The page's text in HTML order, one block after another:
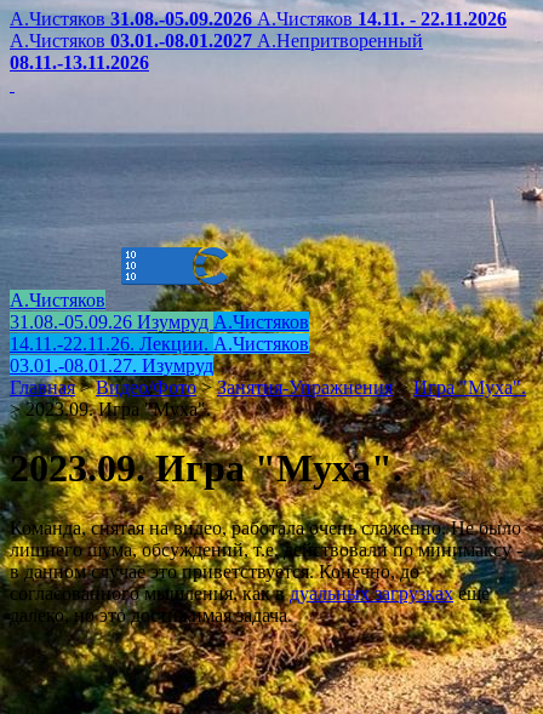
А.Чистяков31.08.-05.09.2026 А.Чистяков14.11. - 22.11.2026
А.Чистяков 03.01.-08.01.2027 А.Непритворенный
08.11.-13.11.2026
А.Чистяков
31.08.-05.09.26 Изумруд А.Чистяков
14.11.-22.11.26. Лекции. А.Чистяков
03.01.-08.01.27. Изумруд
Главная > Видео/Фото > Занятия-Упражнения > Игра "Муха".
> 2023.09. Игра "Муха".
2023.09. Игра "Муха".
Команда, снятая на видео, работала очень слаженно. Не было
лишнего шума, обсуждений, т.е. действовали по минимаксу -
в данном случае это приветствуется. Конечно, до
согласованного мышления, как вдуальных загрузкахеще
далеко, но это достижимая задача.